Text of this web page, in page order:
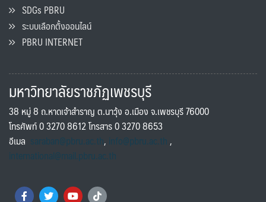
SDGs PBRU
ระบบเลือกตั้งออนไลน์
PBRU INTERNET
มหาวิทยาลัยราชภัฏเพชรบุรี
38 หมู่ 8 ถ.หาดเจ้าสำราญ ต.นาวุ้ง อ.เมือง จ.เพชรบุรี 76000
โทรศัพท์ 0 3270 8612 โทรสาร 0 3270 8653
อีเมล saraban@pbru.ac.th, info@pbru.ac.th,
international@mail.pbru.ac.th